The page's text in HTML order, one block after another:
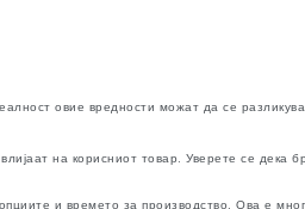
овие вредности можат да се
на корисниот товар. Уверете се дека
и времето за производство. Ова е